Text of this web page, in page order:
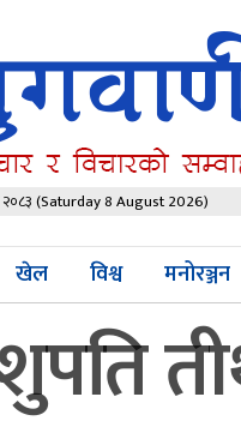
(Saturday 8 August 2026)
खेल विश्व मनोरञ्जन